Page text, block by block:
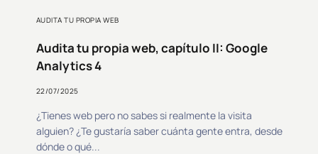
AUDITA TU PROPIA WEB
Audita tu propia web, capítulo II: Google
Analytics 4
22/07/2025
¿Tienes web pero no sabes si realmente la visita
alguien? ¿Te gustaría saber cuánta gente entra, desde
dónde o qué...